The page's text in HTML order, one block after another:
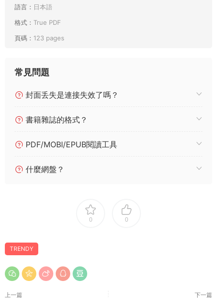
語言： 日本語
格式： True PDF
頁碼： 123 pages
常見問題
封面丢失是連接失效了嗎？
書籍雜誌的格式？
PDF/MOBI/EPUB閱讀工具
什麼網盤？
0 0
TRENDY
上一篇 下一篇